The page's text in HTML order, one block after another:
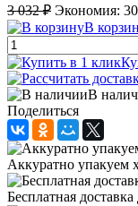
3 032 ₽ Экономия:
В
В
Поделиться
Аккуратно упакуем
Бесплатная